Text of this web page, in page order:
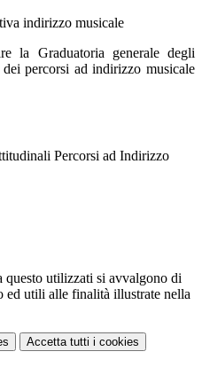
la Graduatoria generale degli
percorsi ad indirizzo musicale
Percorsi ad Indirizzo
questo utilizzati si avvalgono di
ed utili alle finalità illustrate nella
Accetta tutti i cookies